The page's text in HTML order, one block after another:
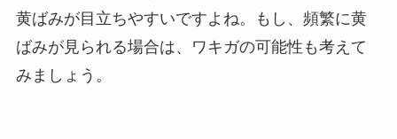
黄ばみが目立ちやすいですよね。もし、頻繁に黄
ばみが見られる場合は、ワキガの可能性も考えて
みましょう。